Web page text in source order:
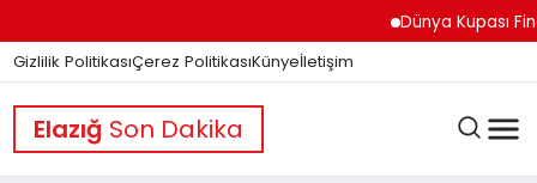
Dünya Kupası Finali
Gizlilik PolitikasıÇerez PolitikasıKünyeİletişim
Elazığ Son Dakika